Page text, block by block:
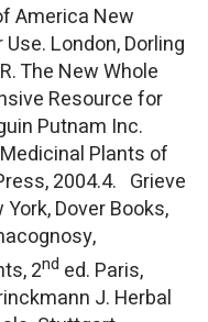
America New
London, Dorling
The New Whole
Resource for
Putnam Inc.
Plants of
2004.4. Grieve
Dover Books,
2nd ed. Paris,
J. Herbal